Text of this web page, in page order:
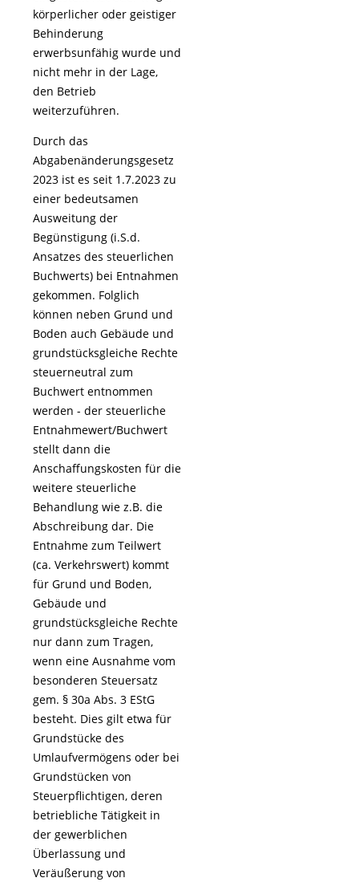
körperlicher oder geistiger
Behinderung
erwerbsunfähig wurde und
nicht mehr in der Lage,
den Betrieb
weiterzuführen.
Durch das
Abgabenänderungsgesetz
2023 ist es seit 1.7.2023 zu
einer bedeutsamen
Ausweitung der
Begünstigung (i.S.d.
Ansatzes des steuerlichen
Buchwerts) bei Entnahmen
gekommen. Folglich
können neben Grund und
Boden auch Gebäude und
grundstücksgleiche Rechte
steuerneutral zum
Buchwert entnommen
werden - der steuerliche
Entnahmewert/Buchwert
stellt dann die
Anschaffungskosten für die
weitere steuerliche
Behandlung wie z.B. die
Abschreibung dar. Die
Entnahme zum Teilwert
(ca. Verkehrswert) kommt
für Grund und Boden,
Gebäude und
grundstücksgleiche Rechte
nur dann zum Tragen,
wenn eine Ausnahme vom
besonderen Steuersatz
gem. § 30a Abs. 3 EStG
besteht. Dies gilt etwa für
Grundstücke des
Umlaufvermögens oder bei
Grundstücken von
Steuerpflichtigen, deren
betriebliche Tätigkeit in
der gewerblichen
Überlassung und
Veräußerung von